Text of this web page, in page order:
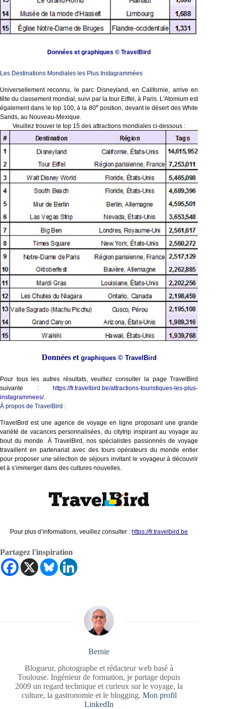
Données et graphiques © TravelBird
Les Destinations Mondiales les Plus Instagrammées
Universellement reconnu, le parc Disneyland, en Californie, arrive en
tête du classement mondial, suivi par la tour Eiffel, à Paris. L'Atomium est
également dans le top 100, à la 80eposition, devant le désert des White
Sands, au Nouveau-Mexique.
Veuillez trouver le top 15 des attractions mondiales ci-dessous :
Données et graphiques © TravelBird
Pour tous les autres résultats, veuillez consulter la page TravelBird
suivante : https://fr.travelbird.be/attractions-touristiques-les-plus-
instagrammees/.
À propos de TravelBird :
TravelBird est une agence de voyage en ligne proposant une grande
variété de vacances personnalisées, du citytrip inspirant au voyage au
bout du monde. À TravelBird, nos spécialistes passionnés de voyage
travaillent en partenariat avec des tours opérateurs du monde entier
pour proposer une sélection de séjours invitant le voyageur à découvrir
et à s’immerger dans des cultures nouvelles.
Pour plus d’informations, veuillez consulter : https://fr.travelbird.be
Partagez l'inspiration
Bernie
Blogueur, photographe et rédacteur web basé à
Toulouse. Ingénieur de formation, je partage depuis
2009 un regard technique et curieux sur le voyage, la
culture, la gastronomie et le blogging. Mon profil
LinkedIn